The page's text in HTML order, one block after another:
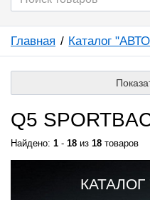
Главная Каталог
Q5
Найдено: 1 - 18 из 18 товаров